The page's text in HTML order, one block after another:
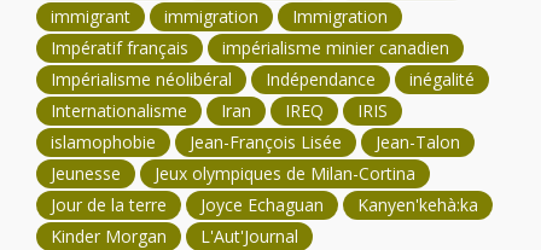
immigrant
immigration
Immigration
Impératif français
impérialisme minier canadien
Impérialisme néolibéral
Indépendance
inégalité
Internationalisme
Iran IREQ
IRIS
islamophobie
Jean-François Lisée
Jean-Talon
Jeunesse
Jeux olympiques de Milan-Cortina
Jour de la terre
Joyce Echaguan
Kanyen'kehà:ka
Kinder Morgan
L'Aut'Journal